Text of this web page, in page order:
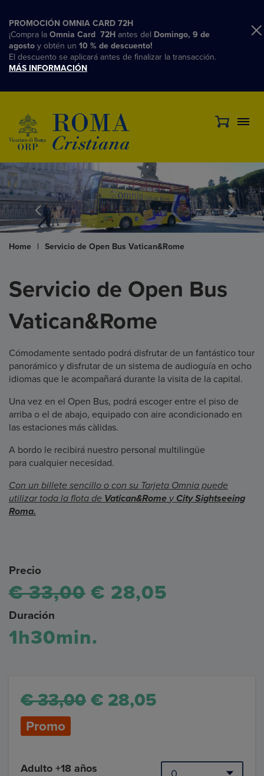
PROMOCIÓN OMNIA CARD 72H
¡Compra la Omnia Card 72H antes del Domingo, 9 de
agosto y obtén un 10 % de descuento!
El descuento se aplicará antes de finalizar la transacción.
MÁS INFORMACIÓN
Home | Servicio de Open Bus Vatican&Rome
Servicio de Open Bus
Vatican&Rome
Cómodamente sentado podrá disfrutar de un fantástico tour
panorámico y disfrutar de un sistema de audioguía en ocho
idiomas que le acompañará durante la visita de la capital.
Una vez en el Open Bus, podrá escoger entre el piso de
arriba o el de abajo, equipado con aire acondicionado en
las estaciones más càlidas.
A bordo le recibirá nuestro personal multilingüe
para cualquier necesidad.
Con un billete sencillo o con su Tarjeta Omnia puede
utilizar toda la flota de Vatican&Rome yCity Sightseeing
Roma.
Precio
€ 33,00 € 28,05
Duración
1h30min.
€ 33,00 € 28,05
Promo
Adulto +18 años